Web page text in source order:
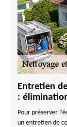
Entretien
:
Pour préserver
un entretien de